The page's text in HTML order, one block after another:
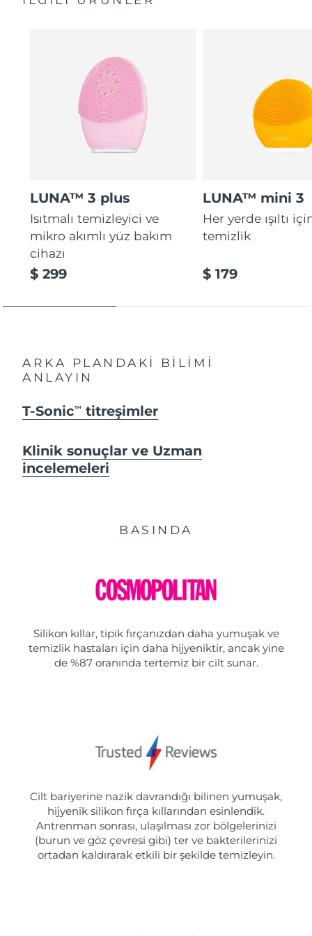
LUNA™ 3 plus
Isıtmalı temizleyici ve
mikro akımlı yüz bakım
cihazı
$ 299
LUNA™ mini 3
Her yerde ışıltı
temizlik
$ 179
ARKA PLANDAKİ BİLİMİ
ANLAYIN
T-SonicTM titreşimler
Klinik sonuçlar ve Uzman
incelemeleri
BASINDA
Silikon kıllar, tipik fırçanızdan daha yumuşak ve
temizlik hastaları için daha hijyeniktir, ancak yine
de %87 oranında tertemiz bir cilt sunar.
Cilt bariyerine nazik davrandığı bilinen yumuşak,
hijyenik silikon fırça kıllarından esinlendik.
Antrenman sonrası, ulaşılması zor bölgelerinizi
(burun ve göz çevresi gibi) ter ve bakterilerinizi
ortadan kaldırarak etkili bir şekilde temizleyin.